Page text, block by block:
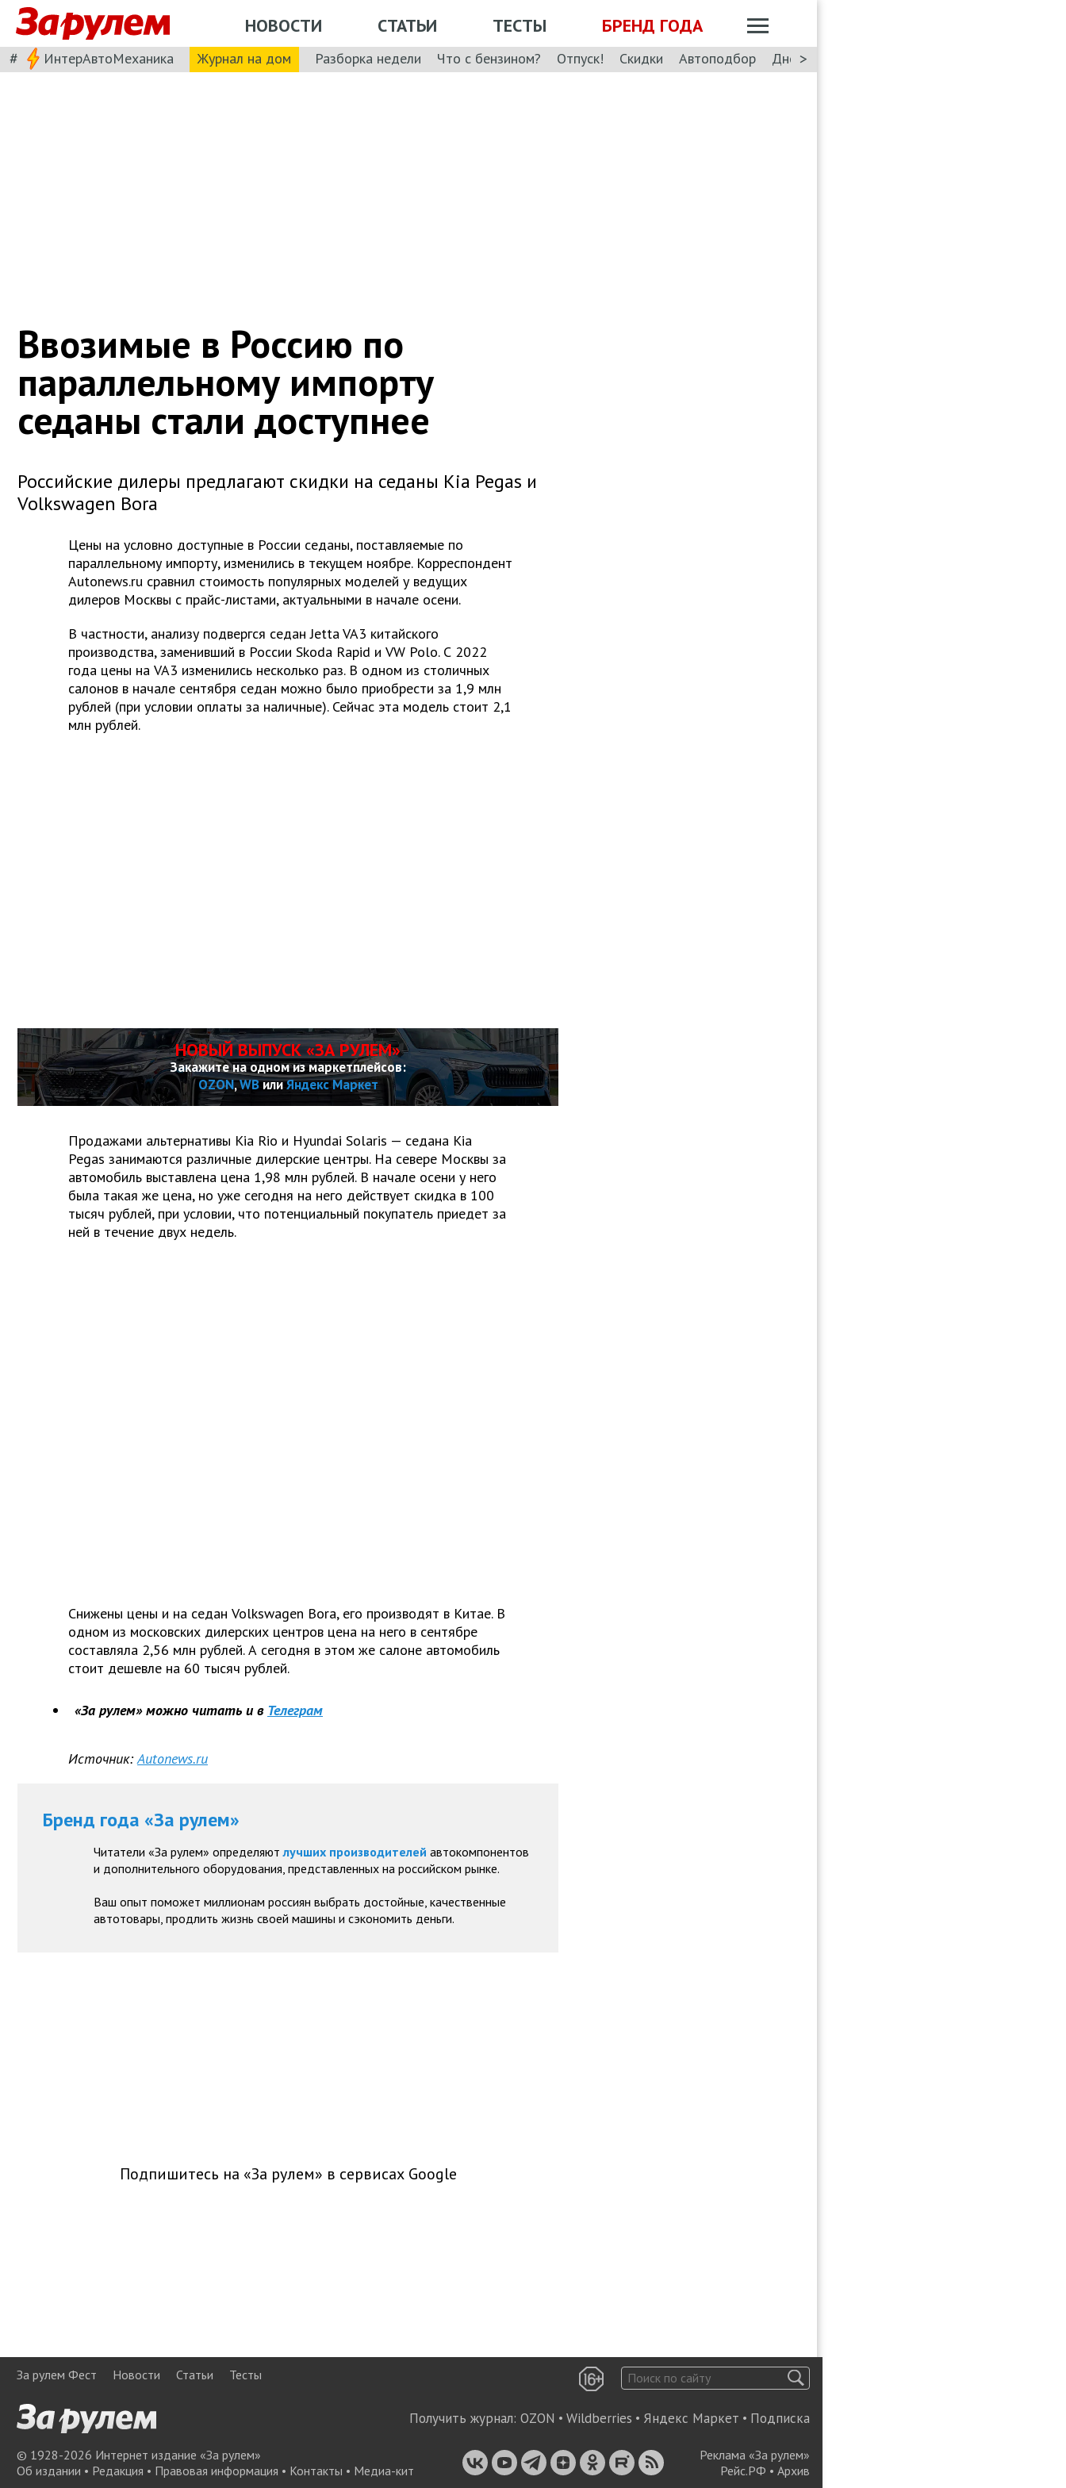
НОВОСТИ СТАТЬИ ТЕСТЫ БРЕНД ГОДА
# ИнтерАвтоМеханика Журнал на дом Разборка недели Что с бензином? Отпуск! Скидки Автоподбор Дневник: Лада Искра
>
Ввозимые в Россию по
параллельному импорту
седаны стали доступнее
Российские дилеры предлагают скидки на седаны Kia Pegas и
Volkswagen Bora
Цены на условно доступные в России седаны, поставляемые по
параллельному импорту, изменились в текущем ноябре. Корреспондент
Autonews.ru сравнил стоимость популярных моделей у ведущих
дилеров Москвы с прайс-листами, актуальными в начале осени.
В частности, анализу подвергся седан Jetta VA3 китайского
производства, заменивший в России Skoda Rapid и VW Polo. С 2022
года цены на VA3 изменились несколько раз. В одном из столичных
салонов в начале сентября седан можно было приобрести за 1,9 млн
рублей (при условии оплаты за наличные). Сейчас эта модель стоит 2,1
млн рублей.
НОВЫЙ ВЫПУСК «ЗА РУЛЕМ»
Закажите на одном из маркетплейсов:
OZON,WBилиЯндекс Маркет
Продажами альтернативы Kia Rio и Hyundai Solaris — седана Kia
Pegas занимаются различные дилерские центры. На севере Москвы за
автомобиль выставлена цена 1,98 млн рублей. В начале осени у него
была такая же цена, но уже сегодня на него действует скидка в 100
тысяч рублей, при условии, что потенциальный покупатель приедет за
ней в течение двух недель.
Снижены цены и на седан Volkswagen Bora, его производят в Китае. В
одном из московских дилерских центров цена на него в сентябре
составляла 2,56 млн рублей. А сегодня в этом же салоне автомобиль
стоит дешевле на 60 тысяч рублей.
«За рулем» можно читать и в Телеграм
Источник: Autonews.ru
Бренд года «За рулем»
Читатели «За рулем» определяют лучших производителей автокомпонентов
и дополнительного оборудования, представленных на российском рынке.
Ваш опыт поможет миллионам россиян выбрать достойные, качественные
автотовары, продлить жизнь своей машины и сэкономить деньги.
Подпишитесь на «За рулем» в сервисах Google
За рулем Фест Новости Статьи Тесты
Получить журнал: OZON • Wildberries • Яндекс Маркет • Подписка
© 1928-2026 Интернет издание «За рулем»
Об издании • Редакция • Правовая информация • Контакты • Медиа-кит
Реклама «За рулем»
Рейс.РФ • Архив